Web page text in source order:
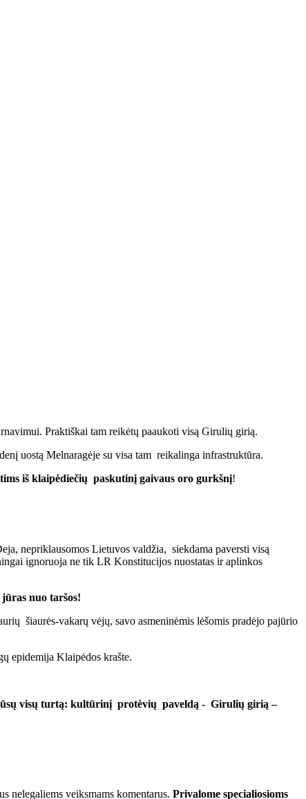
Praktiškai tam reikėtų paaukoti visą Girulių girią.
uostą Melnaragėje su visa tam reikalinga infrastruktūra.
iš klaipėdiečių paskutinį gaivaus oro gurkšnį!
nepriklausomos Lietuvos valdžia, siekdama paversti visą
ignoruoja ne tik LR Konstitucijos nuostatas ir aplinkos
nuo taršos!
šiaurės-vakarų vėjų, savo asmeninėmis lėšomis pradėjo pajūrio
epidemija Klaipėdos krašte.
visų turtą: kultūrinį protėvių paveldą - Girulių girią –
nelegaliems veiksmams komentarus. Privalome specialiosioms